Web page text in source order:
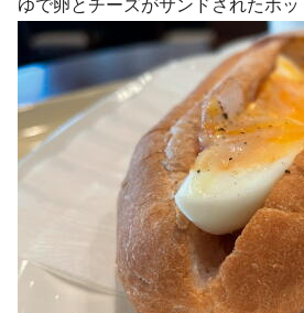
ゆで卵とチーズがサンドされたホッ